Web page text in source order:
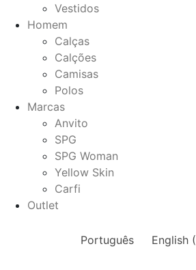
Vestidos
Homem
Calças
Calções
Camisas
Polos
Marcas
Anvito
SPG
SPG Woman
Yellow Skin
Carfi
Outlet
Português English(